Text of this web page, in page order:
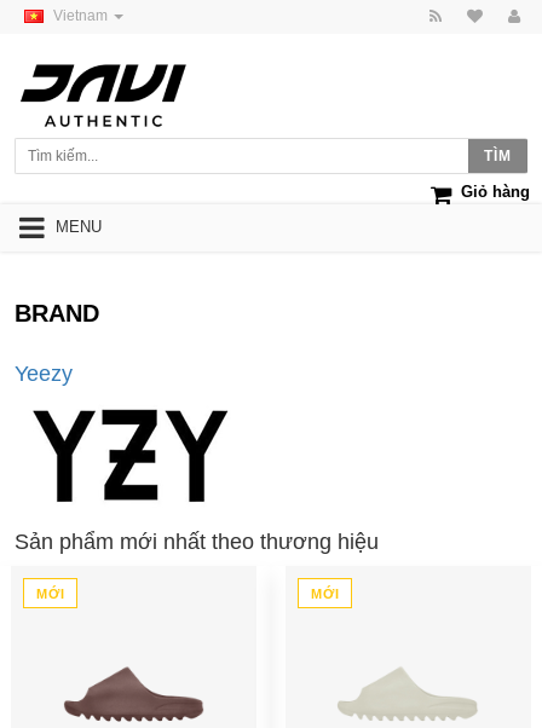
Vietnam
Giỏ hàng
MENU
BRAND
Yeezy
Sản phẩm mới nhất theo thương hiệu
MỚI MỚI